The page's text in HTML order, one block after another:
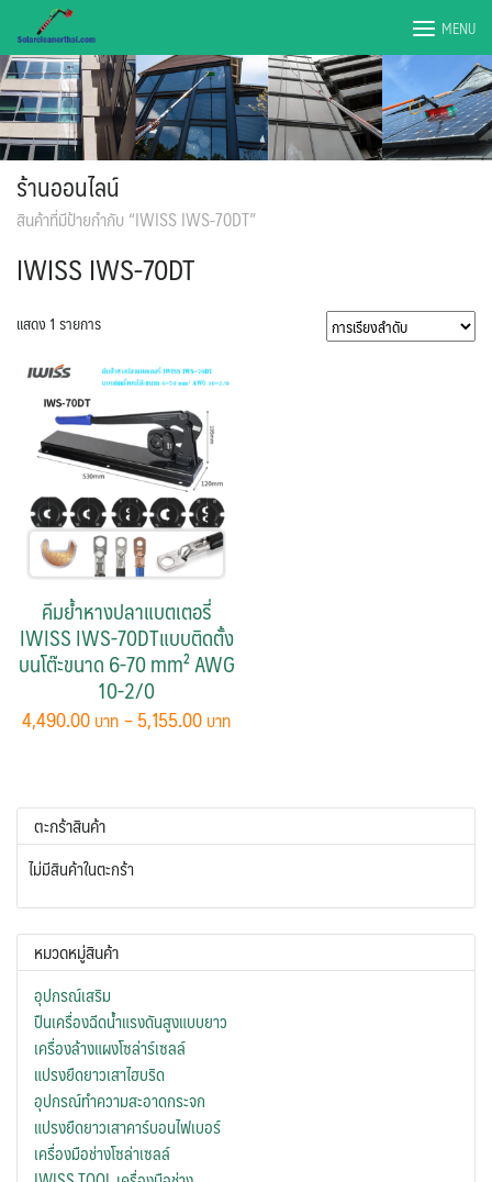
content
MENU
ร้านออนไลน์
สินค้าที่มีป้ายกำกับ “IWISS IWS-70DT”
IWISS IWS-70DT
แสดง 1 รายการ
คีมย้ำหางปลาแบตเตอรี่
IWISS IWS-70DTแบบติดตั้ง
บนโต๊ะขนาด 6-70 mm² AWG
10-2/0
4,490.00 –5,155.00 Price
5,155.00 ฿
has
multiple
variants.
options
be
on
the
product
page
ตะกร้าสินค้า
ไม่มีสินค้าในตะกร้า
หมวดหมู่สินค้า
อุปกรณ์เสริม
ปืนเครื่องฉีดน้ำแรงดันสูงแบบยาว
เครื่องล้างแผงโซล่าร์เซลล์
แปรงยืดยาวเสาไฮบริด
อุปกรณ์ทำความสะอาดกระจก
แปรงยืดยาวเสาคาร์บอนไฟเบอร์
เครื่องมือช่างโซล่าเซลล์